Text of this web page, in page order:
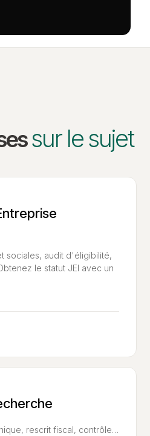
sur le sujet
sociales, audit d'éligibilité,
le statut JEI avec un
rescrit fiscal, contrôle…